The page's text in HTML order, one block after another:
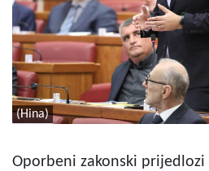
(Hina)
Oporbeni zakonski